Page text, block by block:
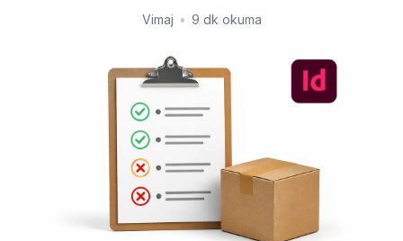
Vimaj • 9 dk okuma